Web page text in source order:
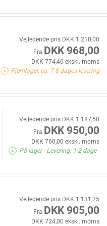
Vejledende pris DKK 1.210,00
Fra DKK 968,00
DKK 774,40 ekskl. moms
Fjernlager, ca. 7-8 dages levering
Vejledende pris DKK 1.187,50
Fra DKK 950,00
DKK 760,00 ekskl. moms
På lager- Levering: 1-2 dage
Vejledende pris DKK 1.131,25
Fra DKK 905,00
DKK 724,00 ekskl. moms